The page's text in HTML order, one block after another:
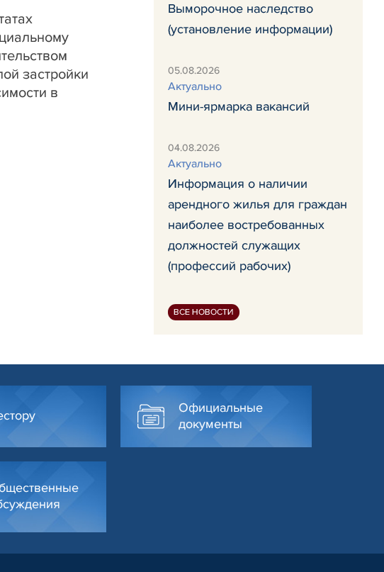
застройки
в
Выморочное наследство
(установление информации)
05.08.2026
Актуально
Мини-ярмарка вакансий
04.08.2026
Актуально
Информация о наличии
арендного жилья для граждан
наиболее востребованных
должностей служащих
(профессий рабочих)
ВСЕ НОВОСТИ
Официальные
документы